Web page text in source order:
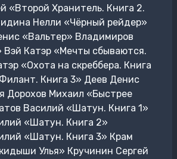
«Второй Хранитель. Книга 2.
Нелли «Чёрный рейдер»
«Вальтер» Владимиров
Вэй Катэр «Мечты сбываются.
«Охота на скреббера. Книга
Книга 3» Деев Денис
Дорохов Михаил «Быстрее
Василий «Шатун. Книга 1»
«Шатун. Книга 2»
«Шатун. Книга 3» Крам
Улья» Кручинин Сергей